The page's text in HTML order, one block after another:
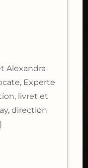
Alexandra
Experte
livret et
direction